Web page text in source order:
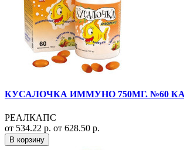
КУСАЛОЧКА ИММУНО 750МГ. №60
РЕАЛКАПС
от 534.22 р. от 628.50 р.
В корзину